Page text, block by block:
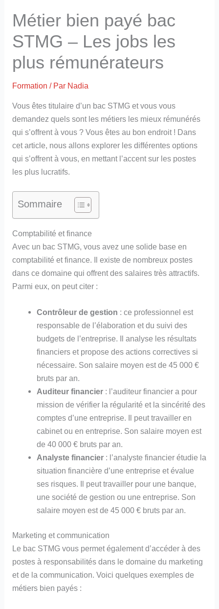
Métier bien payé bac
STMG – Les jobs les
plus rémunérateurs
Formation / Par Nadia
Vous êtes titulaire d’un bac STMG et vous vous
demandez quels sont les métiers les mieux rémunérés
qui s’offrent à vous ? Vous êtes au bon endroit ! Dans
cet article, nous allons explorer les différentes options
qui s’offrent à vous, en mettant l’accent sur les postes
les plus lucratifs.
Sommaire
Comptabilité et finance
Avec un bac STMG, vous avez une solide base en
comptabilité et finance. Il existe de nombreux postes
dans ce domaine qui offrent des salaires très attractifs.
Parmi eux, on peut citer :
Contrôleur de gestion : ce professionnel est
responsable de l’élaboration et du suivi des
budgets de l’entreprise. Il analyse les résultats
financiers et propose des actions correctives si
nécessaire. Son salaire moyen est de 45 000 €
bruts par an.
Auditeur financier: l’auditeur financier a pour
mission de vérifier la régularité et la sincérité des
comptes d’une entreprise. Il peut travailler en
cabinet ou en entreprise. Son salaire moyen est
de 40 000 € bruts par an.
Analyste financier: l’analyste financier étudie la
situation financière d’une entreprise et évalue
ses risques. Il peut travailler pour une banque,
une société de gestion ou une entreprise. Son
salaire moyen est de 45 000 € bruts par an.
Marketing et communication
Le bac STMG vous permet également d’accéder à des
postes à responsabilités dans le domaine du marketing
et de la communication. Voici quelques exemples de
métiers bien payés :